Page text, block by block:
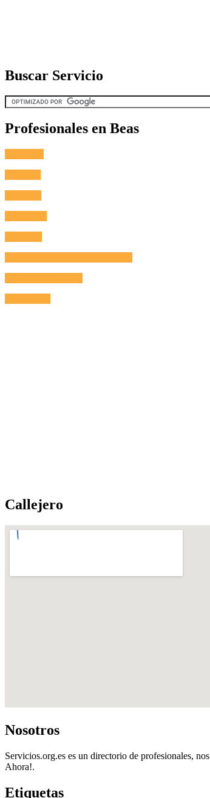
Buscar Servicio
Profesionales en Beas
Callejero
Nosotros
Servicios.org.es es un directorio de profesionales,
Ahora!.
Etiquetas